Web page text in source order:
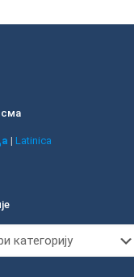
| Latinica